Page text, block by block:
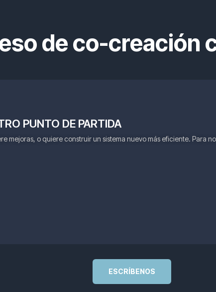
de co-creación
PUNTO DE PARTIDA
mejoras, o quiere construir un sistema nuevo más eficiente. Para
ESCRÍBENOS